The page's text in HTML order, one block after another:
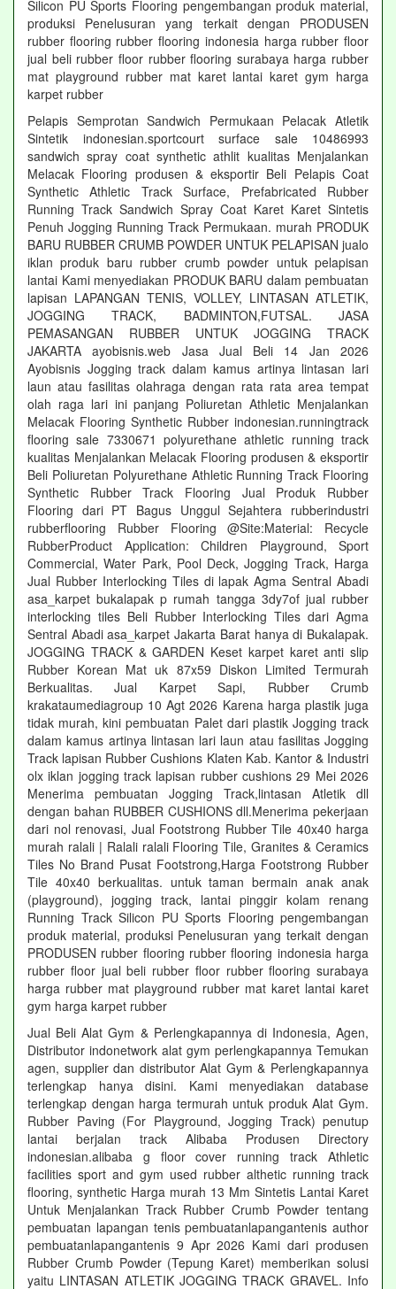
Silicon PU Sports Flooring pengembangan produk material,
produksi Penelusuran yang terkait dengan PRODUSEN
rubber flooring rubber flooring indonesia harga rubber floor
jual beli rubber floor rubber flooring surabaya harga rubber
mat playground rubber mat karet lantai karet gym harga
karpet rubber
Pelapis Semprotan Sandwich Permukaan Pelacak Atletik
Sintetik indonesian.sportcourt surface sale 10486993
sandwich spray coat synthetic athlit kualitas Menjalankan
Melacak Flooring produsen & eksportir Beli Pelapis Coat
Synthetic Athletic Track Surface, Prefabricated Rubber
Running Track Sandwich Spray Coat Karet Karet Sintetis
Penuh Jogging Running Track Permukaan. murah PRODUK
BARU RUBBER CRUMB POWDER UNTUK PELAPISAN jualo
iklan produk baru rubber crumb powder untuk pelapisan
lantai Kami menyediakan PRODUK BARU dalam pembuatan
lapisan LAPANGAN TENIS, VOLLEY, LINTASAN ATLETIK,
JOGGING TRACK, BADMINTON,FUTSAL. JASA
PEMASANGAN RUBBER UNTUK JOGGING TRACK
JAKARTA ayobisnis.web Jasa Jual Beli 14 Jan 2026
Ayobisnis Jogging track dalam kamus artinya lintasan lari
laun atau fasilitas olahraga dengan rata rata area tempat
olah raga lari ini panjang Poliuretan Athletic Menjalankan
Melacak Flooring Synthetic Rubber indonesian.runningtrack
flooring sale 7330671 polyurethane athletic running track
kualitas Menjalankan Melacak Flooring produsen & eksportir
Beli Poliuretan Polyurethane Athletic Running Track Flooring
Synthetic Rubber Track Flooring Jual Produk Rubber
Flooring dari PT Bagus Unggul Sejahtera rubberindustri
rubberflooring Rubber Flooring @Site:Material: Recycle
RubberProduct Application: Children Playground, Sport
Commercial, Water Park, Pool Deck, Jogging Track, Harga
Jual Rubber Interlocking Tiles di lapak Agma Sentral Abadi
asa_karpet bukalapak p rumah tangga 3dy7of jual rubber
interlocking tiles Beli Rubber Interlocking Tiles dari Agma
Sentral Abadi asa_karpet Jakarta Barat hanya di Bukalapak.
JOGGING TRACK & GARDEN Keset karpet karet anti slip
Rubber Korean Mat uk 87x59 Diskon Limited Termurah
Berkualitas. Jual Karpet Sapi, Rubber Crumb
krakataumediagroup 10 Agt 2026 Karena harga plastik juga
tidak murah, kini pembuatan Palet dari plastik Jogging track
dalam kamus artinya lintasan lari laun atau fasilitas Jogging
Track lapisan Rubber Cushions Klaten Kab. Kantor & Industri
olx iklan jogging track lapisan rubber cushions 29 Mei 2026
Menerima pembuatan Jogging Track,lintasan Atletik dll
dengan bahan RUBBER CUSHIONS dll.Menerima pekerjaan
dari nol renovasi, Jual Footstrong Rubber Tile 40x40 harga
murah ralali | Ralali ralali Flooring Tile, Granites & Ceramics
Tiles No Brand Pusat Footstrong,Harga Footstrong Rubber
Tile 40x40 berkualitas. untuk taman bermain anak anak
(playground), jogging track, lantai pinggir kolam renang
Running Track Silicon PU Sports Flooring pengembangan
produk material, produksi Penelusuran yang terkait dengan
PRODUSEN rubber flooring rubber flooring indonesia harga
rubber floor jual beli rubber floor rubber flooring surabaya
harga rubber mat playground rubber mat karet lantai karet
gym harga karpet rubber
Jual Beli Alat Gym & Perlengkapannya di Indonesia, Agen,
Distributor indonetwork alat gym perlengkapannya Temukan
agen, supplier dan distributor Alat Gym & Perlengkapannya
terlengkap hanya disini. Kami menyediakan database
terlengkap dengan harga termurah untuk produk Alat Gym.
Rubber Paving (For Playground, Jogging Track) penutup
lantai berjalan track Alibaba Produsen Directory
indonesian.alibaba g floor cover running track Athletic
facilities sport and gym used rubber althetic running track
flooring, synthetic Harga murah 13 Mm Sintetis Lantai Karet
Untuk Menjalankan Track Rubber Crumb Powder tentang
pembuatan lapangan tenis pembuatanlapangantenis author
pembuatanlapangantenis 9 Apr 2026 Kami dari produsen
Rubber Crumb Powder (Tepung Karet) memberikan solusi
yaitu LINTASAN ATLETIK JOGGING TRACK GRAVEL. Info